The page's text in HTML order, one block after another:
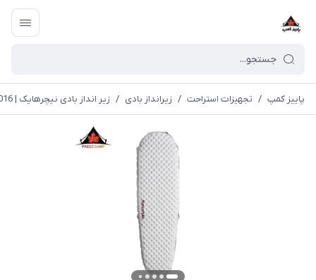
پاییز کمپ / تجهیزات استراحت / زیرانداز بادی / زیر انداز بادی نیچرهایک | CNH22DZ016